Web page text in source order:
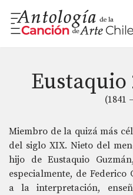
Saltar
Eustaquio
(1841
Miembro de la quizá más
del siglo XIX. Nieto del
hijo de Eustaquio
especialmente, de
a la interpretación,